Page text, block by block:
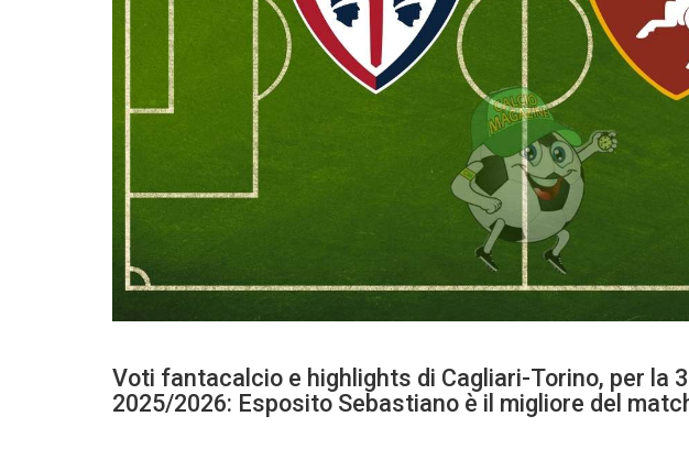
Voti fantacalcio e highlights di Cagliari-Torino, per la
2025/2026: Esposito Sebastiano è il migliore del